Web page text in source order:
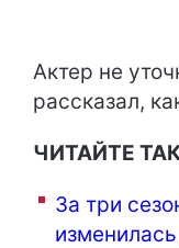
Актер не
рассказал,
ЧИТАЙТЕ
За три